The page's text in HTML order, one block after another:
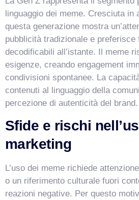
linguaggio dei meme. Cresciuta in
questa generazione mostra
pubblicità tradizionale e preferisce
decodificabili all’istante. Il meme
esigenze, creando engagement
condivisioni spontanee. La
contenuti al linguaggio della
percezione di autenticità del brand.
Sfide e rischi
marketing
L’uso dei meme richiede
o un riferimento culturale fuori
reazioni negative. Per questo